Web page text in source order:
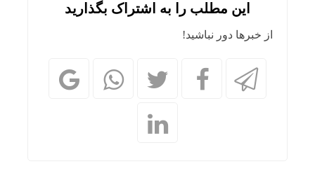
این مطلب را به اشتراک بگذارید
از خبرها دور نباشید!